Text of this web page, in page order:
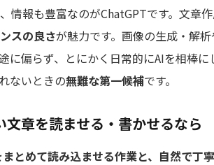
情報も豊富なのがChatGPTです。文章
スの良さが魅力です。画像の生成・解
に偏らず、とにかく日常的にAIを相棒
ないときの無難な第一候補です。
章を読ませる・書かせるなら
とめて読み込ませる作業と、自然で丁